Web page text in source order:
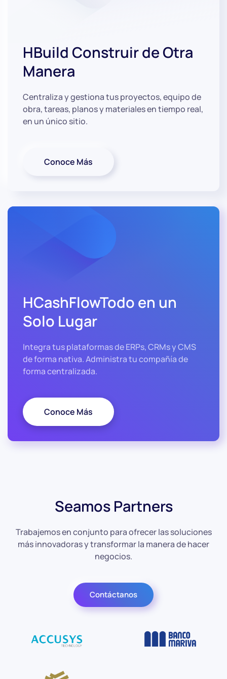
HBuild Construir de Otra
Manera
Centraliza y gestiona tus proyectos, equipo de
obra, tareas, planos y materiales en tiempo real,
en un único sitio.
Conoce Más
HCashFlowTodo en un
Solo Lugar
Integra tus plataformas de ERPs, CRMs y CMS
de forma nativa. Administra tu compañía de
forma centralizada.
Conoce Más
Seamos Partners
Trabajemos en conjunto para ofrecer las soluciones
más innovadoras y transformar la manera de hacer
negocios.
Contáctanos